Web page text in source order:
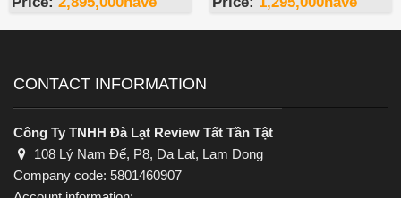
CONTACT INFORMATION
Công Ty TNHH Đà Lạt Review Tất Tần Tật
108 Lý Nam Đế, P8, Da Lat, Lam Dong
Company code: 5801460907